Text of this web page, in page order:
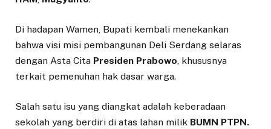
Di hadapan Wamen, Bupati kembali menekankan
bahwa visi misi pembangunan Deli Serdang selaras
dengan Asta Cita Presiden Prabowo, khususnya
terkait pemenuhan hak dasar warga.
Salah satu isu yang diangkat adalah keberadaan
sekolah yang berdiri di atas lahan milik BUMN PTPN.